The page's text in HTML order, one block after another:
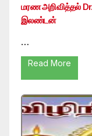
மரண அறிவித்தல்
இலண்டன்
…
Read More